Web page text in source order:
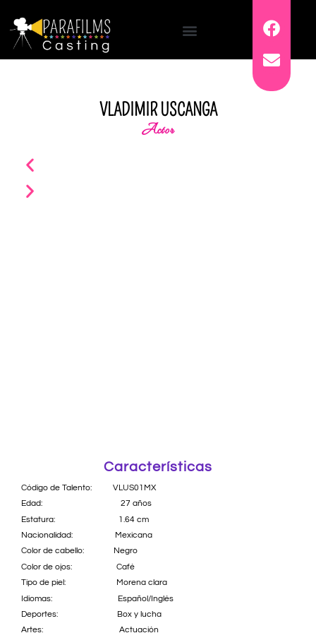
VLADIMIR USCANGA
Actor
Características
Código de Talento: VLUS01MX
Edad: 27 años
Estatura: 1.64 cm
Nacionalidad: Mexicana
Color de cabello: Negro
Color de ojos: Café
Tipo de piel: Morena clara
Idiomas: Español/Inglés
Deportes: Box y lucha
Artes: Actuación